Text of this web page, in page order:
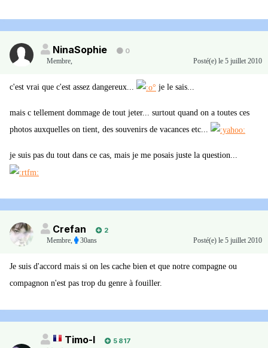
NinaSophie
0
Membre, Posté(e) le 5 juillet 2010
c'est vrai que c'est assez dangereux... je le sais...
mais c tellement dommage de tout jeter... surtout quand on a toutes ces
photos auxquelles on tient, des souvenirs de vacances etc...
je suis pas du tout dans ce cas, mais je me posais juste la question...
Crefan
2
Membre, 30ans Posté(e) le 5 juillet 2010
Je suis d'accord mais si on les cache bien et que notre compagne ou
compagnon n'est pas trop du genre à fouiller.
Timo-I
5 817